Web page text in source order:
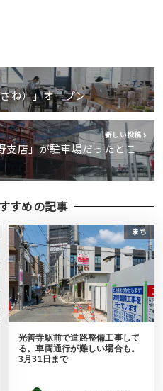
ね）」オープン
新しい投稿
支店」が駐車場だったとこ
すめの記事
まち
光善寺駅前で道路整備工事して
る。車両通行が難しい場合も。
3月31日まで